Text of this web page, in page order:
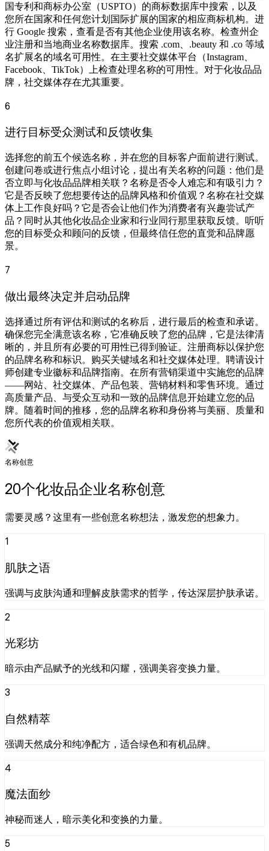
国专利和商标办公室（USPTO）的商标数据库中搜索，以及
您所在国家和任何您计划国际扩展的国家的相应商标机构。进
行 Google 搜索，查看是否有其他企业使用该名称。检查州企
业注册和当地商业名称数据库。搜索 .com、.beauty 和 .co 等域
名扩展名的域名可用性。在主要社交媒体平台（Instagram、
Facebook、TikTok）上检查处理名称的可用性。对于化妆品品
牌，社交媒体存在尤其重要。
6
进行目标受众测试和反馈收集
选择您的前五个候选名称，并在您的目标客户面前进行测试。
创建问卷或进行焦点小组讨论，提出有关名称的问题：他们是
否立即与化妆品品牌相关联？名称是否令人难忘和有吸引力？
它是否反映了您想要传达的品牌风格和价值观？名称在社交媒
体上工作良好吗？它是否会让他们作为消费者有兴趣尝试产
品？同时从其他化妆品企业家和行业同行那里获取反馈。听听
您的目标受众和顾问的反馈，但最终信任您的直觉和品牌愿
景。
7
做出最终决定并启动品牌
选择通过所有评估和测试的名称后，进行最后的检查和承诺。
确保您完全满意该名称，它准确反映了您的品牌，它是法律清
晰的，并且所有必要的可用性已得到验证。注册商标以保护您
的品牌名称和标识。购买关键域名和社交媒体处理。聘请设计
师创建专业徽标和品牌指南。在所有营销渠道中实施您的品牌
——网站、社交媒体、产品包装、营销材料和零售环境。通过
高质量产品、与受众互动和一致的品牌信息开始建立您的品
牌。随着时间的推移，您的品牌名称和身份将与美丽、质量和
您所代表的价值观相关联。
名称创意
20个化妆品企业名称创意
需要灵感？这里有一些创意名称想法，激发您的想象力。
1
肌肤之语
强调与皮肤沟通和理解皮肤需求的哲学，传达深层护肤承诺。
2
光彩坊
暗示由产品赋予的光线和闪耀，强调美容变换力量。
3
自然精萃
强调天然成分和纯净配方，适合绿色和有机品牌。
4
魔法面纱
神秘而迷人，暗示美化和变换的力量。
5